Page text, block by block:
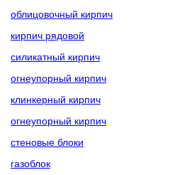
облицовочный кирпич
кирпич рядовой
силикатный кирпич
огнеупорный кирпич
клинкерный кирпич
огнеупорный кирпич
стеновые блоки
газоблок